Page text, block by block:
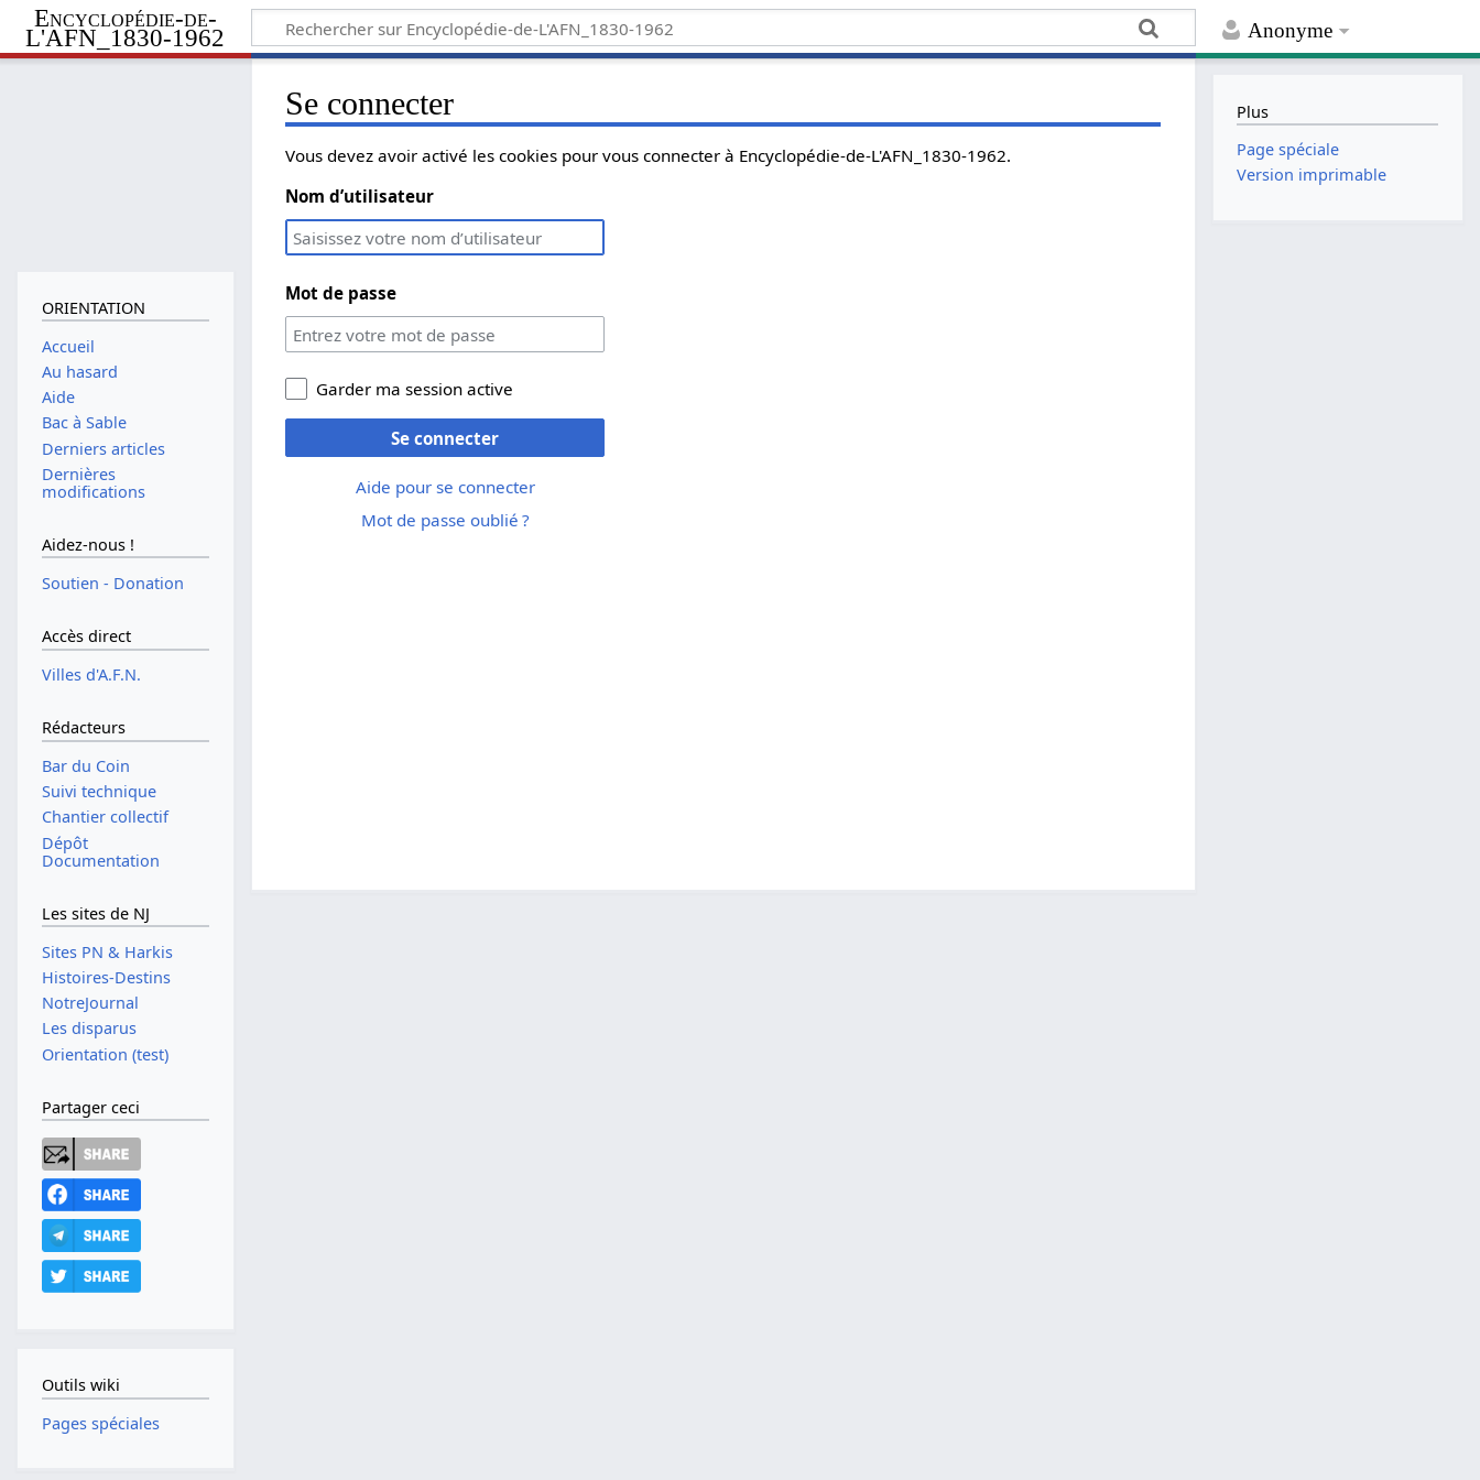
Anonyme
Encyclopédie-de-
L'AFN_1830-1962
Se connecter
Vous devez avoir activé les cookies pour vous connecter à Encyclopédie-de-L'AFN_1830-1962.
Nom d’utilisateur
Mot de passe
Garder ma session active
Se connecter
Aide pour se connecter
Mot de passe oublié ?
ORIENTATION
Accueil
Au hasard
Aide
Bac à Sable
Derniers articles
Dernières
modifications
Aidez-nous !
Soutien - Donation
Accès direct
Villes d'A.F.N.
Rédacteurs
Bar du Coin
Suivi technique
Chantier collectif
Dépôt
Documentation
Les sites de NJ
Sites PN & Harkis
Histoires-Destins
NotreJournal
Les disparus
Orientation (test)
Partager ceci
Outils wiki
Pages spéciales
Plus
Page spéciale
Version imprimable